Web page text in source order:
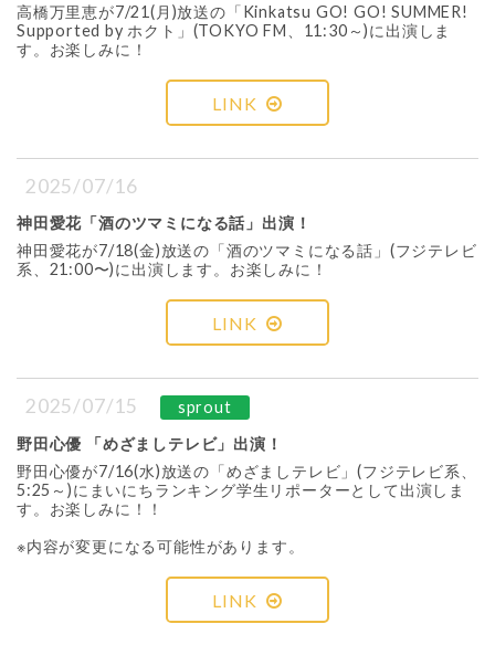
高橋万里恵が7/21(月)放送の「Kinkatsu GO! GO! SUMMER!
Supported by ホクト」(TOKYO FM、11:30～)に出演しま
す。お楽しみに！
LINK
2025/07/16
神田愛花「酒のツマミになる話」出演！
神田愛花が7/18(金)放送の「酒のツマミになる話」(フジテレビ
系、21:00〜)に出演します。お楽しみに！
LINK
2025/07/15
sprout
野田心優 「めざましテレビ」出演！
野田心優が7/16(水)放送の「めざましテレビ」(フジテレビ系、
5:25～)にまいにちランキング学生リポーターとして出演しま
す。お楽しみに！！
※内容が変更になる可能性があります。
LINK